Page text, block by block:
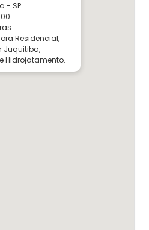
- SP
Residencial,
Juquitiba,
Hidrojatamento.